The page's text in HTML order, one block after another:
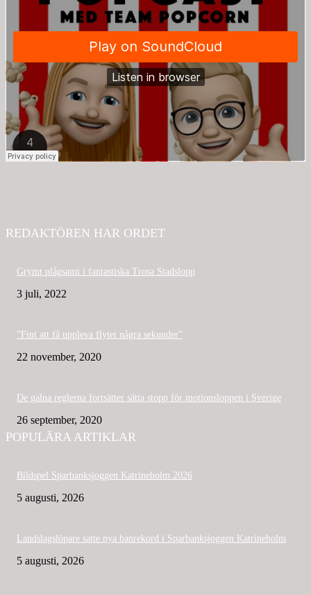
REDAKTÖREN HAR ORDET
Grymt plågsamt i fantastiska Trosa Stadslopp
3 juli, 2022
”Fint att få uppleva flytet några sekunder”
22 november, 2020
De galna reglerna fortsätter sätta stopp för motionsloppen i Sverige
26 september, 2020
POPULÄRA ARTIKLAR
Bildspel Sparbanksjoggen Katrineholm 2026
5 augusti, 2026
Landslagslöpare satte nya banrekord i Sparbanksjoggen Katrineholm
5 augusti, 2026